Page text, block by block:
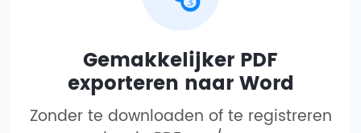
Gemakkelijker PDF
exporteren naar Word
Zonder te downloaden of te registreren